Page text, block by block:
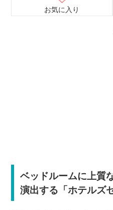
お気に入り
ベッドルームに上質
演出する「ホテルズ